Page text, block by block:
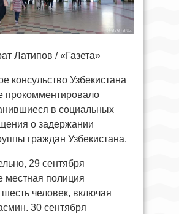
Латипов / «Газета»
консульство Узбекистана
прокомментировало
в социальных
о задержании
граждан Узбекистана.
29 сентября
местная полиция
человек, включая
30 сентября